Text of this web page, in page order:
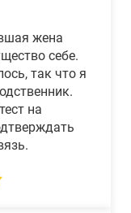
жена
себе.
так что я
на